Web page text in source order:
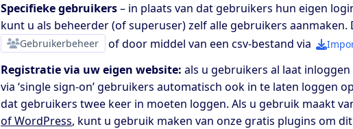
Specifieke gebruikers– in plaats van dat gebruikers hun eigen
kunt u als beheerder (of superuser) zelf alle gebruikers aanmaken.
Gebruikerbeheer of door middel van een csv-bestand via
Registratie via uw eigen website: als u gebruikers al laat
via ‘single sign-on’ gebruikers automatisch ook in te laten loggen
dat gebruikers twee keer in moeten loggen. Als u gebruik maakt
of WordPress, kunt u gebruik maken van onze gratis plugins om